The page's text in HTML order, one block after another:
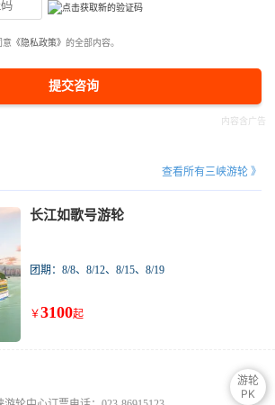
意 《隐私政策》 的全部内容。
提交咨询
查看所有三峡游轮 》
长江如歌号游轮
团期：8/8、8/12、8/15、8/19
￥3100起
游轮
PK